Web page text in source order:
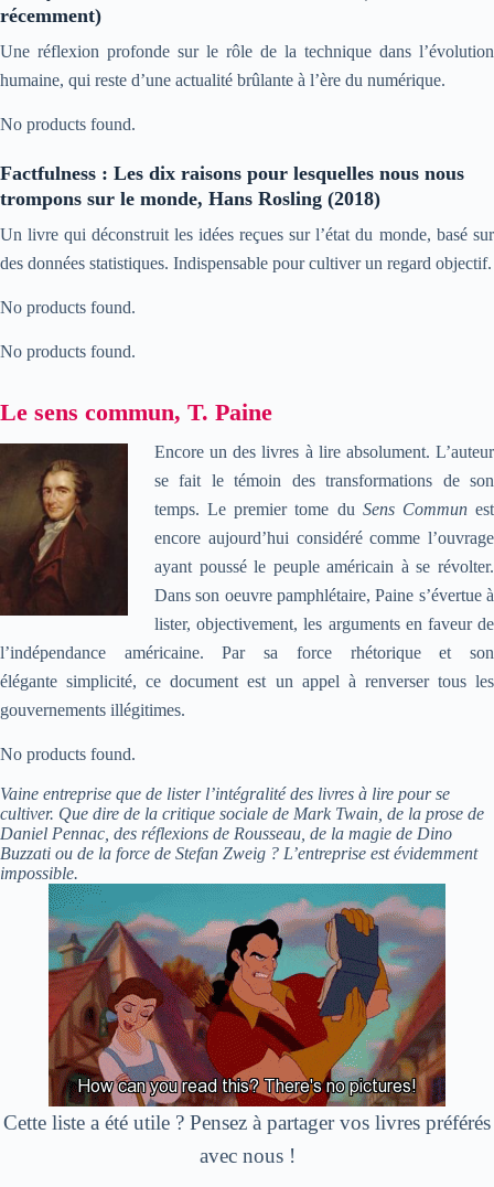
récemment)
Une réflexion profonde sur le rôle de la technique dans l’évolution
humaine, qui reste d’une actualité brûlante à l’ère du numérique.
No products found.
Factfulness : Les dix raisons pour lesquelles nous nous
trompons sur le monde, Hans Rosling (2018)
Un livre qui déconstruit les idées reçues sur l’état du monde, basé sur
des données statistiques. Indispensable pour cultiver un regard objectif.
No products found.
No products found.
Le sens commun, T. Paine
Encore un des livres à lire absolument. L’auteur
se fait le témoin des transformations de son
temps. Le premier tome du Sens Communest
encore aujourd’hui considéré comme l’ouvrage
ayant poussé le peuple américain à se révolter.
Dans son oeuvre pamphlétaire, Paine s’évertue à
lister, objectivement, les arguments en faveur de
l’indépendance américaine. Par sa force rhétorique et son
élégante simplicité, ce document est un appel à renverser tous les
gouvernements illégitimes.
No products found.
Vaine entreprise que de lister l’intégralité des livres à lire pour se
cultiver. Que dire de la critique sociale de Mark Twain, de la prose de
Daniel Pennac, des réflexions de Rousseau, de la magie de Dino
Buzzati ou de la force de Stefan Zweig ? L’entreprise est évidemment
impossible.
Cette liste a été utile ? Pensez à partager vos livres préférés
avec nous !